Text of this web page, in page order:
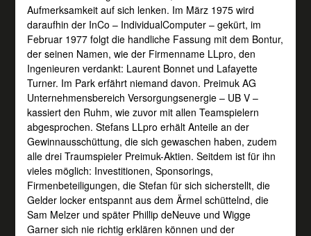
Aufmerksamkeit auf sich lenken. Im März 1975 wird
daraufhin der InCo – IndividualComputer – gekürt, im
Februar 1977 folgt die handliche Fassung mit dem Bontur,
der seinen Namen, wie der Firmenname LLpro, den
Ingenieuren verdankt: Laurent Bonnet und Lafayette
Turner. Im Park erfährt niemand davon. Preimuk AG
Unternehmensbereich Versorgungsenergie – UB V –
kassiert den Ruhm, wie zuvor mit allen Teamspielern
abgesprochen. Stefans LLpro erhält Anteile an der
Gewinnausschüttung, die sich gewaschen haben, zudem
alle drei Traumspieler Preimuk-Aktien. Seitdem ist für ihn
vieles möglich: Investitionen, Sponsorings,
Firmenbeteiligungen, die Stefan für sich sicherstellt, die
Gelder locker entspannt aus dem Ärmel schüttelnd, die
Sam Melzer und später Phillip deNeuve und Wigge
Garner sich nie richtig erklären können und der